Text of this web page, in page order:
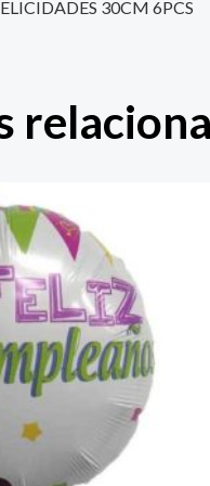
30CM 6PCS